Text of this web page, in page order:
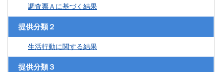
調査票Ａに基づく結果
提供分類２
生活行動に関する結果
提供分類３